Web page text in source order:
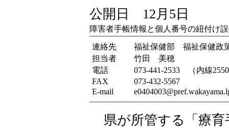
公開日 12月5日
障害者手帳情報と個人番号の紐付け
連絡先
福祉保健部 福祉保健政
担当者
竹田 美穂
電話
073-441-2533 （内線
FAX
073-432-5567
E-mail
県が所管する「療育